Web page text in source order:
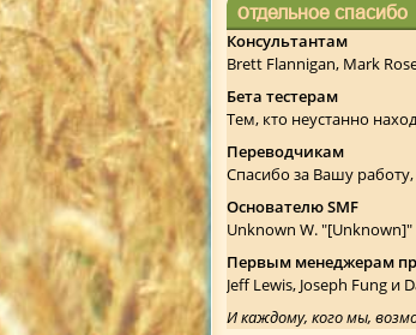
Отдельное спасибо
Консультантам
Brett Flannigan, Mark
Бета тестерам
Тем, кто неустанно
Переводчикам
Спасибо за Вашу
Основателю SMF
Unknown W. "[Unknown]"
Первым менеджерам
Jeff Lewis, Joseph Fung и
И каждому, кого мы,